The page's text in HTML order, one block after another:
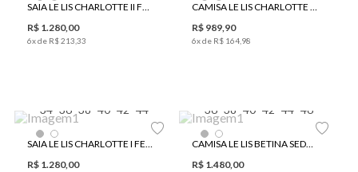
SAIA LE LIS CHARLOTTE II FEMININA
R$ 1.280,00
6x de R$213 33
CAMISA LE LIS CHARLOTTE I FEMININA
R$ 989,90
6x de R$ 164 98
34 36 38 40 42 44
SAIA LE LIS CHARLOTTE I FEMININA
R$ 1.280,00
36 38 40 42 44 46
CAMISA LE LIS BETINA SEDA FEMININA
R$ 1.480,00